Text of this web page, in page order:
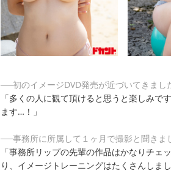
──初のイメージDVD発売が近づいてきまし
「多くの人に観て頂けると思うと楽しみで
ます…！」
──事務所に所属して１ヶ月で撮影と聞きま
「事務所リップの先輩の作品はかなりチェ
り、イメージトレーニングはたくさんしまし